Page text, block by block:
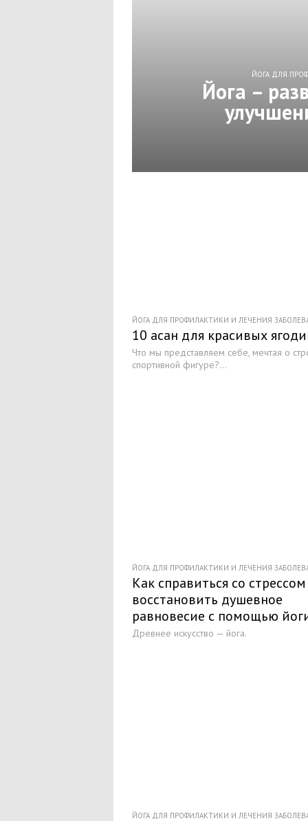
ЙОГА ДЛЯ
Йога –
ЙОГА ДЛЯ ПРОФИЛАКТИКИ И ЛЕЧЕНИЯ
10 асан для красивых
Что мы представляем себе, мечтая о
спортивной фигуре?...
ЙОГА ДЛЯ ПРОФИЛАКТИКИ И ЛЕЧЕНИЯ
Как справиться со
восстановить душевное
равновесие с помощью
Древнее искусство — йога.
ЙОГА ДЛЯ ПРОФИЛАКТИКИ И ЛЕЧЕНИЯ